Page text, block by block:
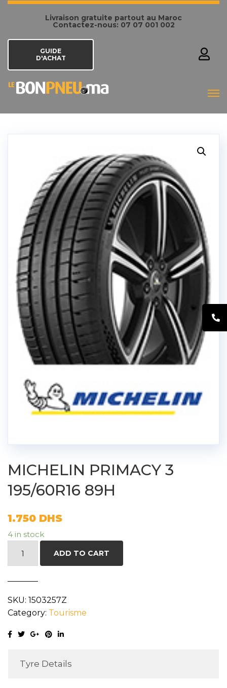
Livraison gratuite partout au Maroc
Contactez-nous: 07 07 001 002
GUIDE
D'ACHAT
MICHELIN PRIMACY 3
195/60R16 89H
1.750 DHS
4 in stock
89H
quantity
ADD TO CART
SKU: 1503257Z
Category: Tourisme
Tyre Details